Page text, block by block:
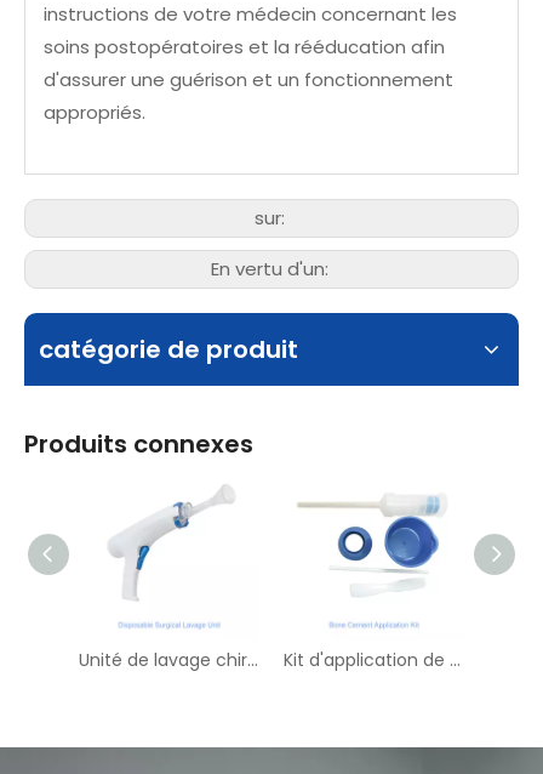
instructions de votre médecin concernant les
soins postopératoires et la rééducation afin
d'assurer une guérison et un fonctionnement
appropriés.
sur:
En vertu d'un:
catégorie de produit
Produits connexes
Unité de lavage chirurgical jetable Kit d'application de ciment osseux